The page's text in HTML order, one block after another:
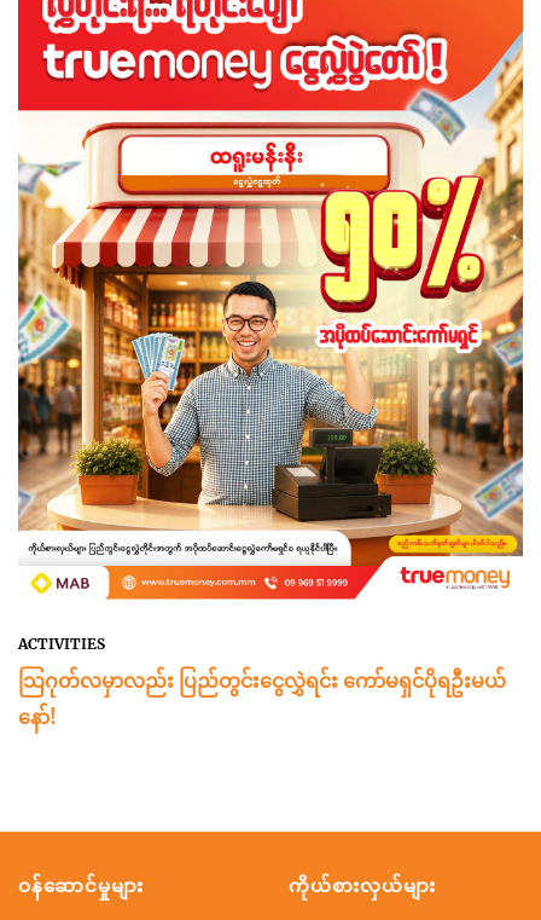
ACTIVITIES
သြဂုတ်လမှာလည်း ပြည်တွင်းငွေလွှဲရင်း ကော်မရှင်ပိုရဦးမယ်
နော်!
ဝန်ဆောင်မှုများ ကိုယ်စားလှယ်များ